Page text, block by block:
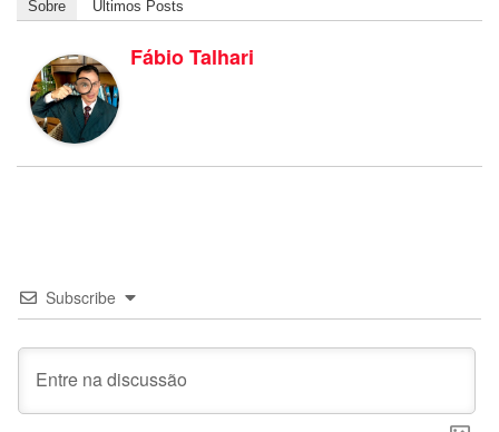
Sobre Últimos Posts
Fábio Talhari
Subscribe